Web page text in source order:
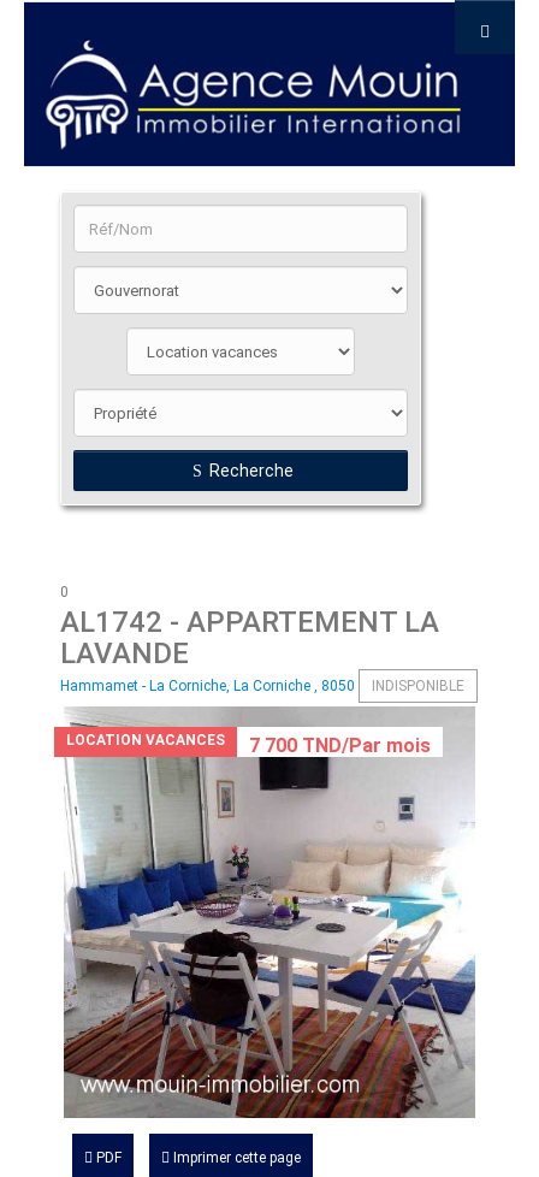
Recherche
0
AL1742 - APPARTEMENT LA
LAVANDE
Hammamet - La Corniche, La Corniche , 8050 INDISPONIBLE
LOCATION VACANCES 7 700 TND/Par mois
PDF Imprimer cette page